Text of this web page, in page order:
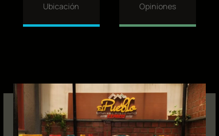
Ubicación Opiniones